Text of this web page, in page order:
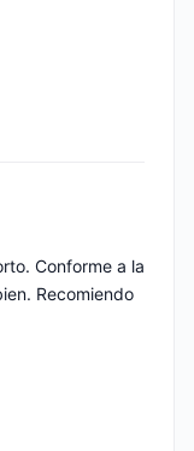
Conforme a la
Recomiendo